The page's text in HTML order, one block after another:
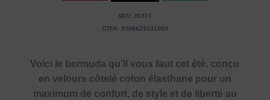
SKU: 36315
GTIN: 9306621031050
Voici le bermuda qu’il vous faut cet été, conçu
en velours côtelé coton élasthane pour un
maximum de confort, de style et de liberté au